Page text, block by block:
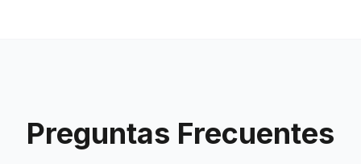
Preguntas Frecuentes